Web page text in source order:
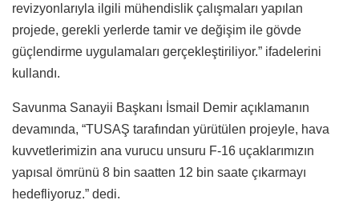
revizyonlarıyla ilgili mühendislik çalışmaları yapılan
projede, gerekli yerlerde tamir ve değişim ile gövde
güçlendirme uygulamaları gerçekleştiriliyor.” ifadelerini
kullandı.
Savunma Sanayii Başkanı İsmail Demir açıklamanın
devamında, “TUSAŞ tarafından yürütülen projeyle, hava
kuvvetlerimizin ana vurucu unsuru F-16 uçaklarımızın
yapısal ömrünü 8 bin saatten 12 bin saate çıkarmayı
hedefliyoruz.” dedi.